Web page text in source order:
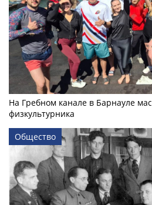
На Гребном канале в Барнауле
физкультурника
Общество